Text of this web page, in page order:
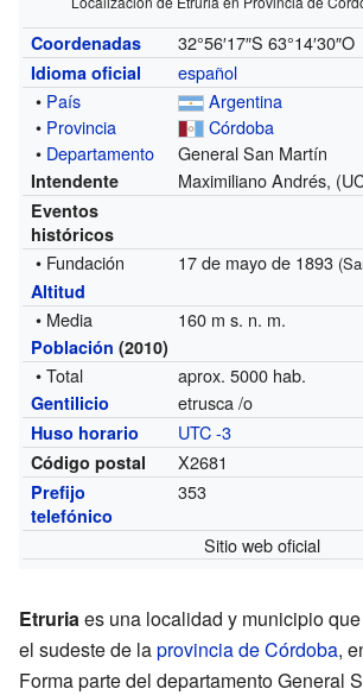
Coordenadas 32°56′17″S 63°14′30″O
Idioma oficial
español
• País
Argentina
• Provincia
Córdoba
• Departamento General San Martín
Intendente Maximiliano Andrés,
Eventos
históricos
• Fundación 17 de mayo de 1893
Altitud
• Media 160 m s. n. m.
Población (2010)
• Total aprox. 5000 hab.
Gentilicio etrusca /o
Huso horario UTC -3
Código postal X2681
Prefijo
telefónico
353
Sitio web oficial
Etruriaes una localidad y municipio
el sudeste de laprovincia de Córdoba,
Forma parte del departamento General